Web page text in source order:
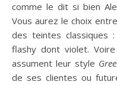
comme le dit si bien
Vous aurez le choix
des teintes classiques
flashy dont violet.
assument leur style
de ses clientes ou